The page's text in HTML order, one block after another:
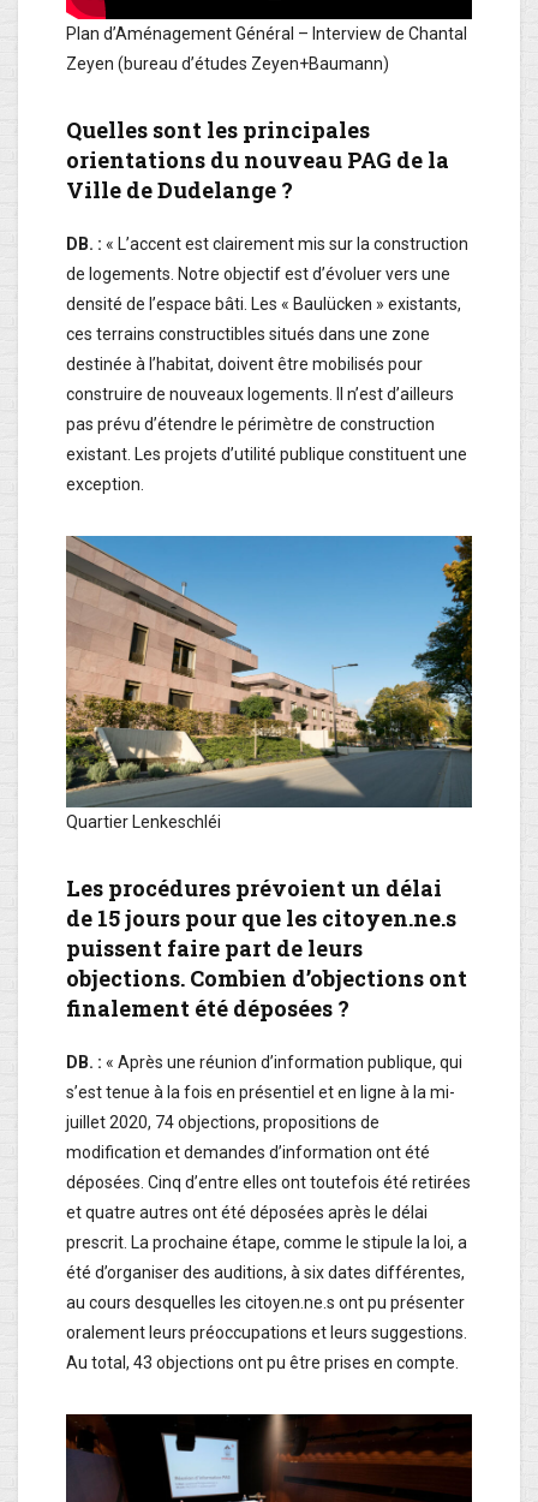
Plan d’Aménagement Général – Interview de Chantal
Zeyen (bureau d’études Zeyen+Baumann)
Quelles sont les principales
orientations du nouveau PAG de la
Ville de Dudelange ?
DB. : « L’accent est clairement mis sur la construction
de logements. Notre objectif est d’évoluer vers une
densité de l’espace bâti. Les « Baulücken » existants,
ces terrains constructibles situés dans une zone
destinée à l’habitat, doivent être mobilisés pour
construire de nouveaux logements. Il n’est d’ailleurs
pas prévu d’étendre le périmètre de construction
existant. Les projets d’utilité publique constituent une
exception.
Quartier Lenkeschléi
Les procédures prévoient un délai
de 15 jours pour que les citoyen.ne.s
puissent faire part de leurs
objections. Combien d’objections ont
finalement été déposées ?
DB. : « Après une réunion d’information publique, qui
s’est tenue à la fois en présentiel et en ligne à la mi-
juillet 2020, 74 objections, propositions de
modification et demandes d’information ont été
déposées. Cinq d’entre elles ont toutefois été retirées
et quatre autres ont été déposées après le délai
prescrit. La prochaine étape, comme le stipule la loi, a
été d’organiser des auditions, à six dates différentes,
au cours desquelles les citoyen.ne.s ont pu présenter
oralement leurs préoccupations et leurs suggestions.
Au total, 43 objections ont pu être prises en compte.